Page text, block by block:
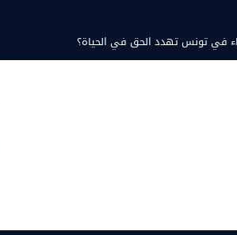
في تونس تهدد الحق في الحياة؟